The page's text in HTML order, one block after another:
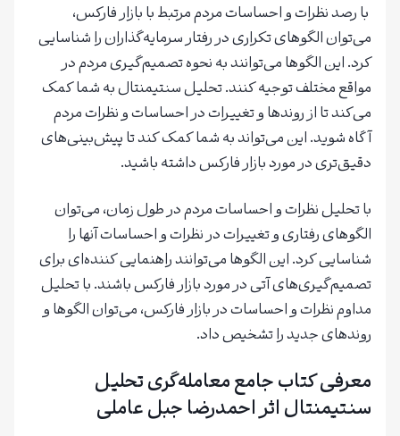
با رصد نظرات و احساسات مردم مرتبط با بازار فارکس،
می‌توان الگوهای تکراری در رفتار سرمایه‌گذاران را شناسایی
کرد. این الگوها می‌توانند به نحوه تصمیم‌گیری مردم در
مواقع مختلف توجیه کنند. تحلیل سنتیمنتال به شما کمک
می‌کند تا از روندها و تغییرات در احساسات و نظرات مردم
آگاه شوید. این می‌تواند به شما کمک کند تا پیش‌بینی‌های
دقیق‌تری در مورد بازار فارکس داشته باشید.
با تحلیل نظرات و احساسات مردم در طول زمان، می‌توان
الگوهای رفتاری و تغییرات در نظرات و احساسات آنها را
شناسایی کرد. این الگوها می‌توانند راهنمایی کننده‌ای برای
تصمیم‌گیری‌های آتی در مورد بازار فارکس باشند. با تحلیل
مداوم نظرات و احساسات در بازار فارکس، می‌توان الگوها و
روندهای جدید را تشخیص داد.
معرفی کتاب جامع معامله‌گری تحلیل
سنتیمنتال اثر احمدرضا جبل عاملی